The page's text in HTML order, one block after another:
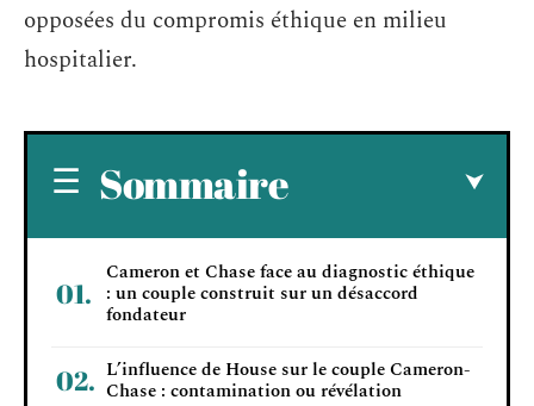
opposées du compromis éthique en milieu
hospitalier.
Sommaire
Cameron et Chase face au diagnostic éthique
: un couple construit sur un désaccord
fondateur
L’influence de House sur le couple Cameron-
Chase : contamination ou révélation